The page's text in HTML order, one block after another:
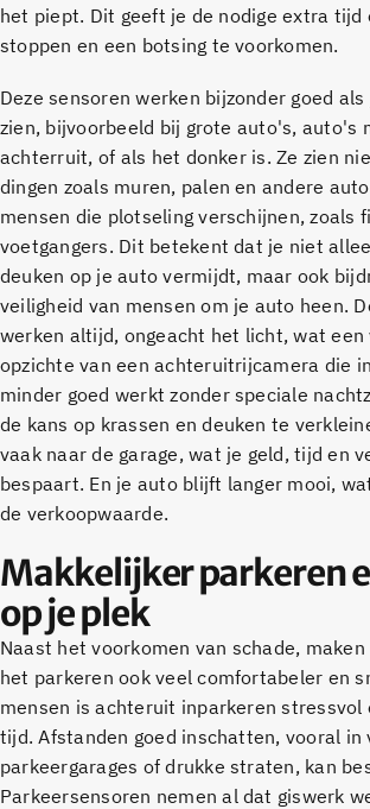
het piept. Dit geeft je de nodige extra tijd
stoppen en een botsing te voorkomen.
Deze sensoren werken bijzonder goed
zien, bijvoorbeeld bij grote auto's, auto's
achterruit, of als het donker is. Ze zien
dingen zoals muren, palen en andere
mensen die plotseling verschijnen, zoals
voetgangers. Dit betekent dat je niet
deuken op je auto vermijdt, maar ook
veiligheid van mensen om je auto heen.
werken altijd, ongeacht het licht, wat een
opzichte van een achteruitrijcamera die
minder goed werkt zonder speciale
de kans op krassen en deuken te
vaak naar de garage, wat je geld, tijd en
bespaart. En je auto blijft langer mooi,
de verkoopwaarde.
Makkelijker parkeren
op je plek
Naast het voorkomen van schade,
het parkeren ook veel comfortabeler en
mensen is achteruit inparkeren stressvol
tijd. Afstanden goed inschatten, vooral in
parkeergarages of drukke straten, kan
Parkeersensoren nemen al dat giswerk